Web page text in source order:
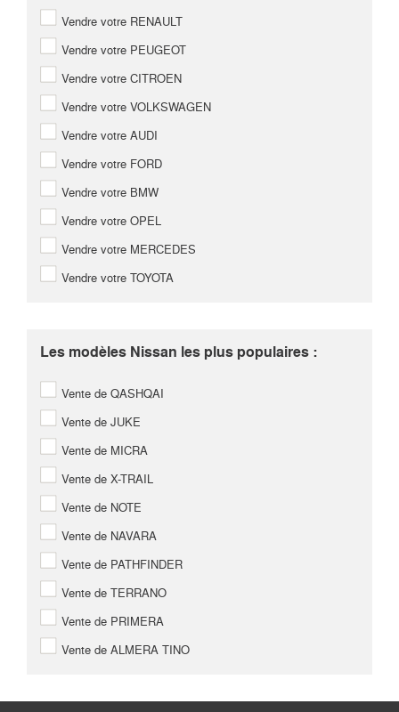
Vendre votre RENAULT
Vendre votre PEUGEOT
Vendre votre CITROEN
Vendre votre VOLKSWAGEN
Vendre votre AUDI
Vendre votre FORD
Vendre votre BMW
Vendre votre OPEL
Vendre votre MERCEDES
Vendre votre TOYOTA
Les modèles Nissan les plus populaires :
Vente de QASHQAI
Vente de JUKE
Vente de MICRA
Vente de X-TRAIL
Vente de NOTE
Vente de NAVARA
Vente de PATHFINDER
Vente de TERRANO
Vente de PRIMERA
Vente de ALMERA TINO